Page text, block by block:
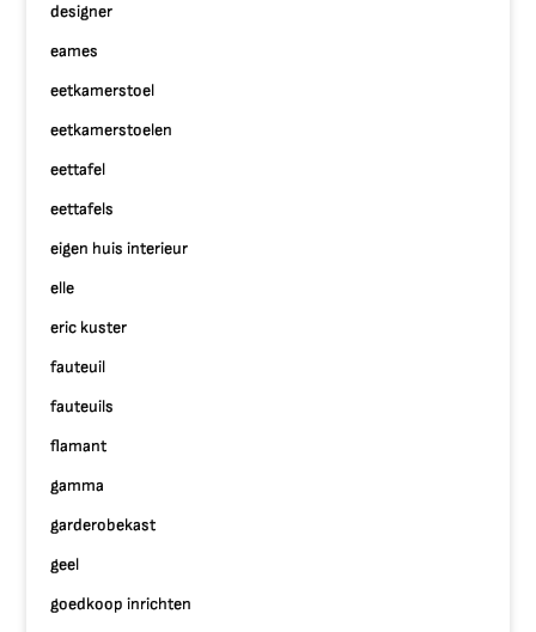
designer
eames
eetkamerstoel
eetkamerstoelen
eettafel
eettafels
eigen huis interieur
elle
eric kuster
fauteuil
fauteuils
flamant
gamma
garderobekast
geel
goedkoop inrichten